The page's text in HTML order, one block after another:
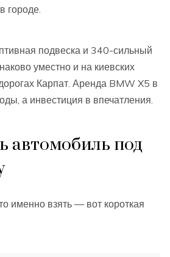
городе.
подвеска и 340-сильный
уместно и на киевских
Карпат. Аренда BMW X5 в
а инвестиция в впечатления.
автомобиль под
именно взять — вот короткая